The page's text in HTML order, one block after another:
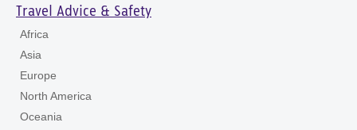
Travel Advice & Safety
Africa
Asia
Europe
North America
Oceania